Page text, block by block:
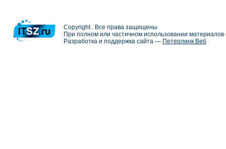
Copyright . Все права защищены
При полном или частичном использовании
Разработка и поддержка сайта — Петерлинк Веб